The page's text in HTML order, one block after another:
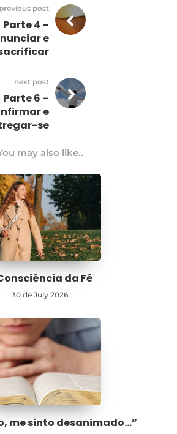
previous post
Parte 4 –
e
next post
Parte 6 –
e
se
may also like..
da Fé
30 de July 2026
me sinto desanimado…”